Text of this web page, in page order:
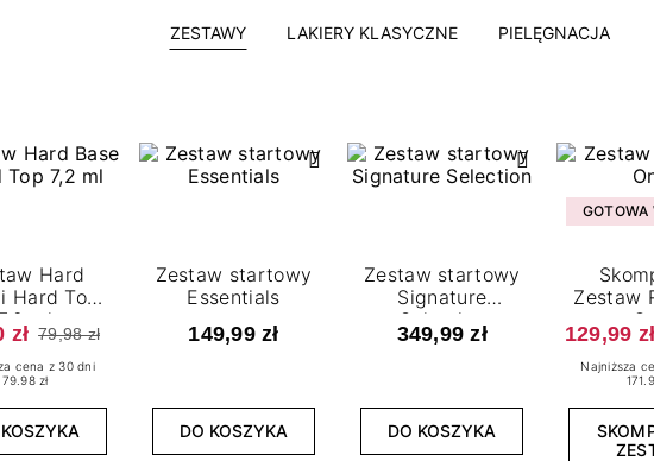
ZESTAWY LAKIERY KLASYCZNE PIELĘGNACJA
Hard
Hard Top
ml
zł 79,98 zł
cena z 30 dni
79.98 zł
Zestaw startowy
Essentials
149,99 zł
DO KOSZYKA
Zestaw startowy
Signature
Selection
349,99 zł
DO KOSZYKA
GOTOWA
Zestaw
129,99 zł
Najniższa